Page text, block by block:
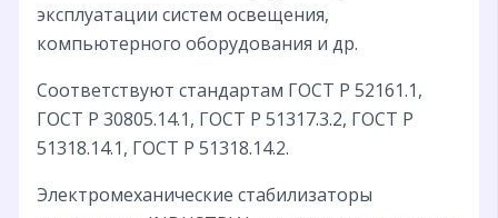
эксплуатации систем освещения,
компьютерного оборудования и др.
Соответствуют стандартам ГОСТ Р 52161.1,
ГОСТ Р 30805.14.1, ГОСТ Р 51317.3.2, ГОСТ Р
51318.14.1, ГОСТ Р 51318.14.2.
Электромеханические стабилизаторы